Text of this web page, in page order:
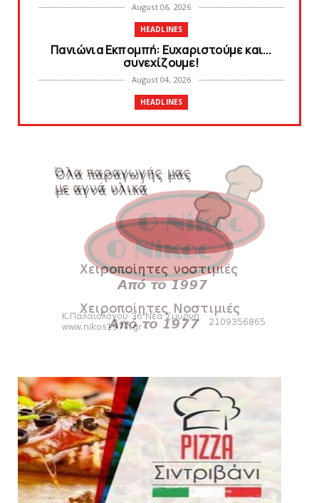
August 06, 2026
HEADLINES
Πανιώνια Εκπομπή: Eυχαριστούμε και...
συνεχίζουμε!
August 04, 2026
HEADLINES
Θλίψη για τον χαμό του Γιώργου
SLIDE
Ξεκινά η ελεύθερη διάθεση των εισιτηρίων
διαρκείας του βόλεϊ...
August 04, 2026
HEADLINES
Kυανέρυθρη και επίσημα η Πάτερου
August 04, 2026
SLIDE
Πανιώνια Εκπομπή: Έπεσε η αυλαία της
ΕΠΙΚΑΙΡΟΤΗΤΑ
LIVE η Πανιώνια Εκπομπή!
August 03, 2026